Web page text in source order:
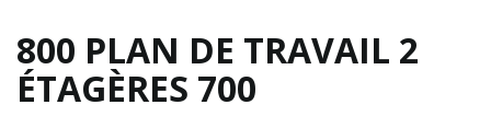
800 PLAN DE TRAVAIL 2
ÉTAGÈRES 700